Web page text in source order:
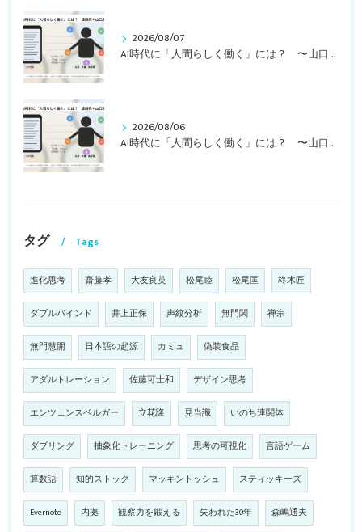
2026/08/07
AI時代に「人間らしく働く」には？ 〜山口周さんの対談動画・文字起こし（その１）〜
2026/08/06
AI時代に「人間らしく働く」には？ 〜山口周さんのインタビュー記事、動画より〜
タグ Tags
進化思考 齋藤孝 大友良英 松尾睦 松尾匡 柊木匠
ダブルバインド 井上正保 声紋分析 無門関 禅宗
無門慧開 日本語の起源 カミュ 偽装食品
アダルトレーション 佐藤可士和 デザイン思考
エンツェンスベルガー 立花隆 見当識 いのち連関体
ダブリング 抽象化トレーニング 思考の可視化 言語ゲーム
算数語 知的ストック マッキントッシュ スティッキーズ
Evernote 内拠 観察力を鍛える 失われた30年 森嶋通夫